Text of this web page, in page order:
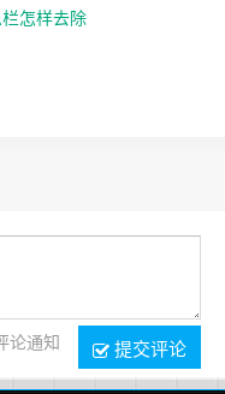
怎样去除
提交评论
论通知